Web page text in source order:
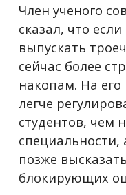
Член ученого
сказал, что
выпускать
сейчас более
накопам. На
легче
студентов, чем
позже
блокирующих